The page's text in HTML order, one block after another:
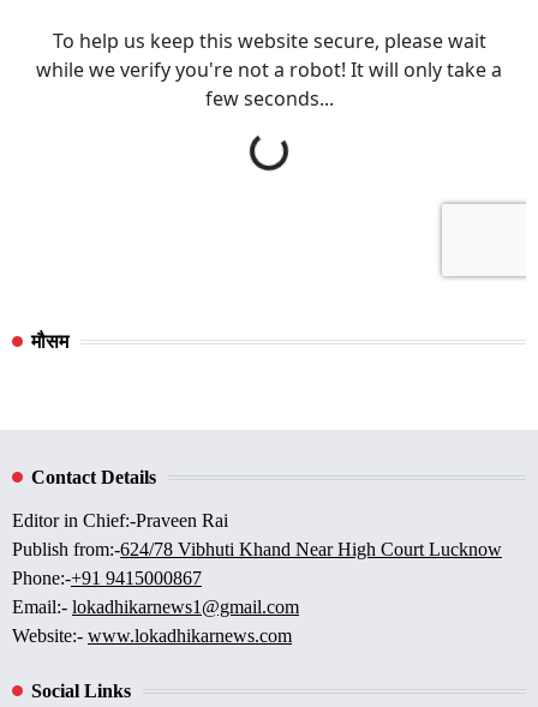
मौसम
Contact Details
Editor in Chief:-Praveen Rai
Publish from:-624/78 Vibhuti Khand Near High Court Lucknow
Phone:-+91 9415000867
Email:- lokadhikarnews1@gmail.com
Website:- www.lokadhikarnews.com
Social Links